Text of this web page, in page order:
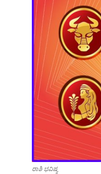
ರಾಶಿ ಭವಿಷ್ಯ